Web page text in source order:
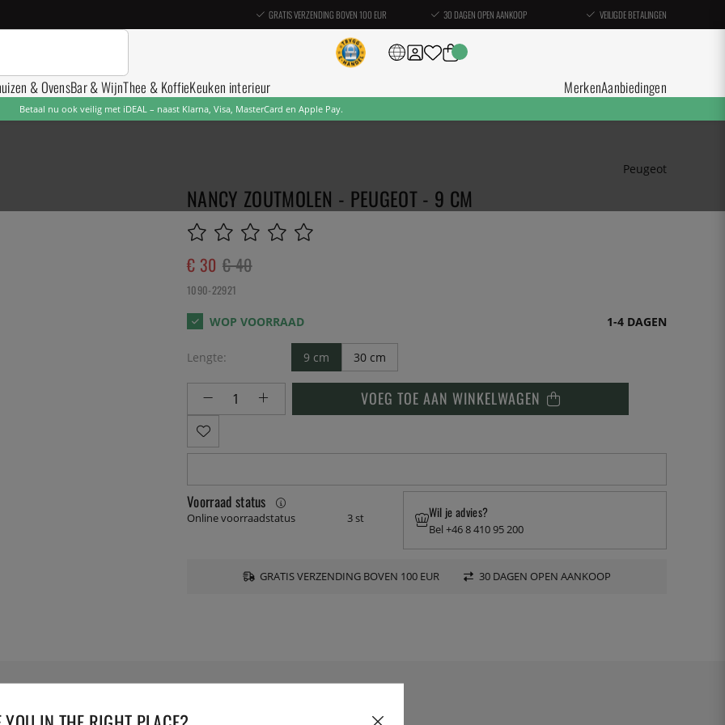
GRATIS VERZENDING BOVEN 100 EUR 30 DAGEN OPEN AANKOOP VEILIGDE BETALINGEN
& OvensBar & WijnThee & KoffieKeuken interieur MerkenAanbiedingen
Betaal nu ook veilig met iDEAL – naast Klarna, Visa, MasterCard en Apple Pay.
Peugeot
NANCY ZOUTMOLEN - PEUGEOT - 9 CM
€ 40
€ 30
1090-22921
1-4 DAGEN
Lengte: 9 cm 30 cm
VOEG TOE AAN WINKELWAGEN
Voorraad status
Online voorraadstatus 3 st Wil je advies?
Bel +46 8 410 95 200
GRATIS VERZENDING BOVEN 100 EUR 30 DAGEN OPEN AANKOOP